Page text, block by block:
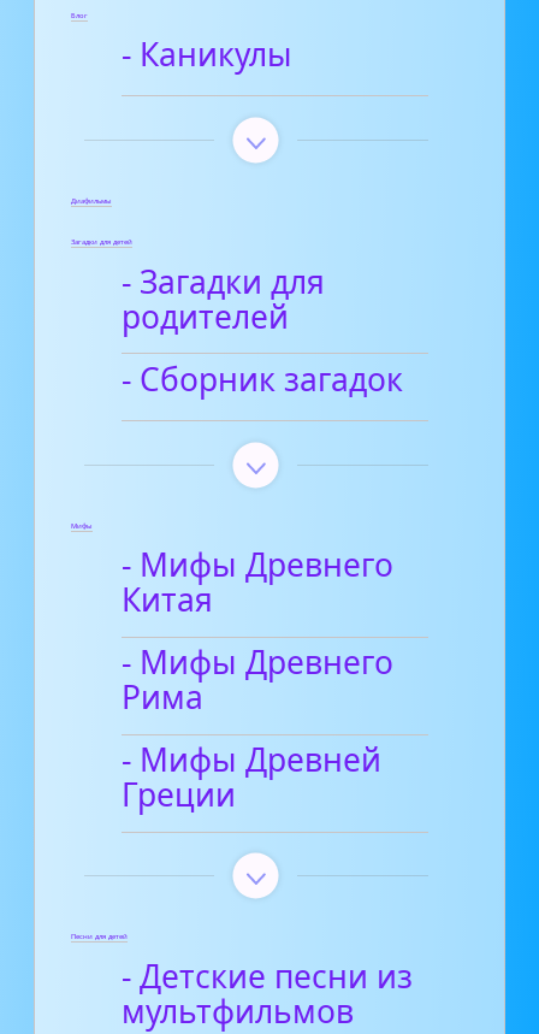
Блог
- Каникулы
Диафильмы
Загадки для детей
- Загадки для
родителей
- Сборник загадок
Мифы
- Мифы Древнего
Китая
- Мифы Древнего
Рима
- Мифы Древней
Греции
Песни для детей
- Детские песни из
мультфильмов